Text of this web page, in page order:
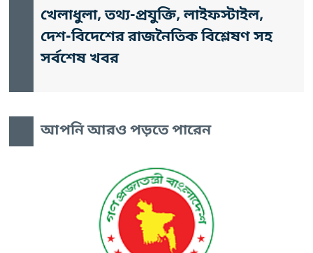
খেলাধুলা, তথ্য-প্রযুক্তি, লাইফস্টাইল,
দেশ-বিদেশের রাজনৈতিক বিশ্লেষণ সহ
সর্বশেষ খবর
আপনি আরও পড়তে পারেন